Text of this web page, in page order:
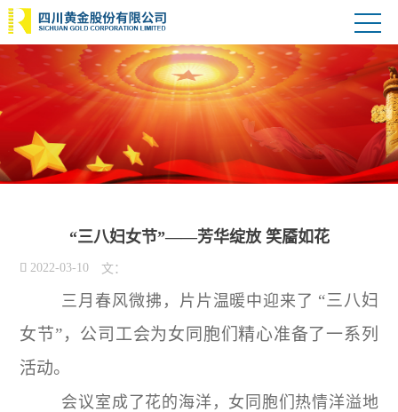
“三八妇女节”——芳华绽放 笑靥如花
 2022-03-10 文：
三月春风微拂，片片温暖中迎来了 “三八妇
女节”，公司工会为女同胞们精心准备了一系列
活动。
会议室成了花的海洋，女同胞们热情洋溢地